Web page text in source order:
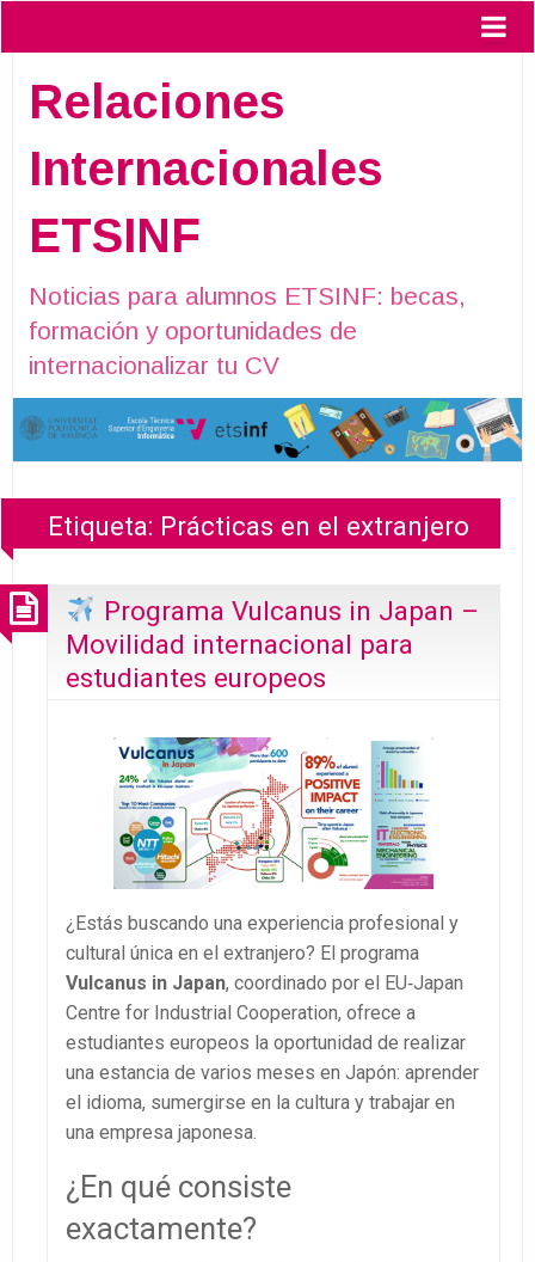
Relaciones
Internacionales
ETSINF
Noticias para alumnos ETSINF: becas,
formación y oportunidades de
internacionalizar tu CV
Etiqueta: Prácticas en el extranjero
Programa Vulcanus in Japan –
Movilidad internacional para
estudiantes europeos
¿Estás buscando una experiencia profesional y
cultural única en el extranjero? El programa
Vulcanus in Japan, coordinado por el EU‑Japan
Centre for Industrial Cooperation, ofrece a
estudiantes europeos la oportunidad de realizar
una estancia de varios meses en Japón: aprender
el idioma, sumergirse en la cultura y trabajar en
una empresa japonesa.
¿En qué consiste
exactamente?